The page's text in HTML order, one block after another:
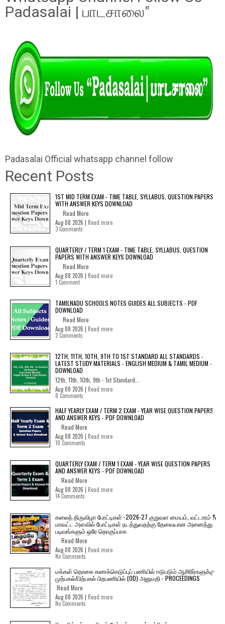
Padasalai | பாடசாலை"
Padasalai Official whatsapp channel follow
Recent Posts
1ST MID TERM EXAM - TIME TABLE, SYLLABUS, QUESTION PAPERS
WITH ANSWER KEYS DOWNLOAD
Read More
Aug 08 2026 | Read more
3 Comments
QUARTERLY / TERM 1 EXAM - TIME TABLE, SYLLABUS, QUESTION
PAPERS WITH ANSWER KEYS DOWNLOAD
Read More
Aug 08 2026 | Read more
1 Comment
TAMILNADU SCHOOLS NOTES GUIDES ALL SUBJECTS - PDF
DOWNLOAD
Read More
Aug 08 2026 | Read more
2 Comments
12TH, 11TH, 10TH, 9TH TO 1ST STANDARD ALL STANDARDS -
LATEST STUDY MATERIALS - ENGLISH MEDIUM & TAMIL MEDIUM -
DOWNLOAD
12th, 11th, 10th, 9th - 1st Standard...
Aug 08 2026 | Read more
8 Comments
HALF YEARLY EXAM / TERM 2 EXAM - YEAR WISE QUESTION PAPERS
AND ANSWER KEYS - PDF DOWNLOAD
Read More
Aug 08 2026 | Read more
10 Comments
QUARTERLY EXAM / TERM 1 EXAM - YEAR WISE QUESTION PAPERS
AND ANSWER KEYS - PDF DOWNLOAD
Read More
Aug 08 2026 | Read more
14 Comments
கலைத் திருவிழா போட்டிகள் -2026-27 குறுவள மையம், வட்டாரம் &
மாவட்ட அளவில் போட்டிகள் நடத்துவதற்கு தேவையான அனைத்து
படிவங்களும் ஒரே தொகுப்பாக
Read More
Aug 08 2026 | Read more
No Comments
மக்கள் தொகை கணக்கெடுப்புப் பணியில் ஈடுபடும் ஆசிரிர்களுக்கு
முற்பகல்/பிற்பகல் பிறபணியில் (OD) அனுமதி - PROCEEDINGS
Read More
Aug 08 2026 | Read more
No Comments